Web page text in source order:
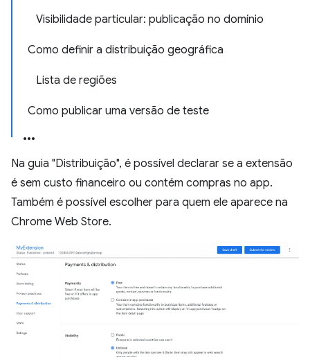
Visibilidade particular: publicação no domínio
Como definir a distribuição geográfica
Lista de regiões
Como publicar uma versão de teste
Na guia "Distribuição", é possível declarar se a extensão
é sem custo financeiro ou contém compras no app.
Também é possível escolher para quem ele aparece na
Chrome Web Store.